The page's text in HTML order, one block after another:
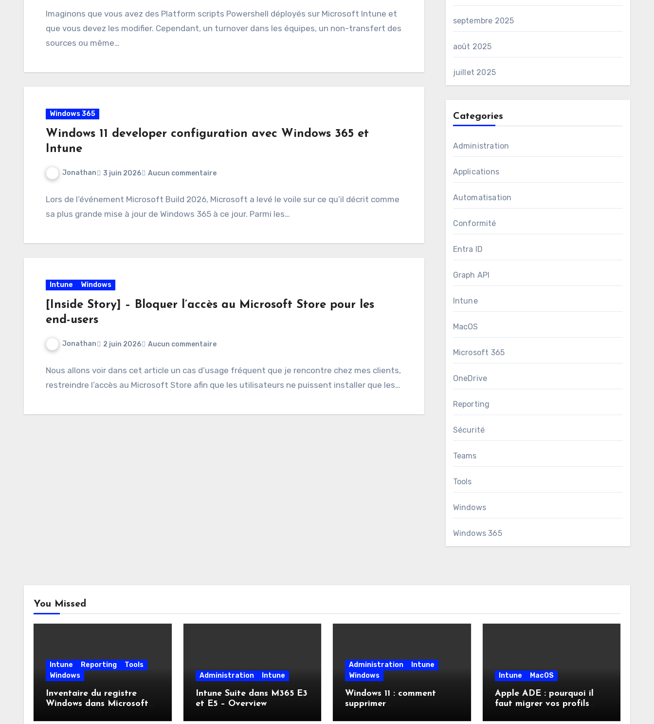
Imaginons que vous avez des Platform scripts Powershell déployés sur Microsoft Intune et
que vous devez les modifier. Cependant, un turnover dans les équipes, un non-transfert des
sources ou même…
Windows 365
Windows 11 developer configuration avec Windows 365 et
Intune
Jonathan 3 juin 2026 Aucun commentaire
Lors de l’événement Microsoft Build 2026, Microsoft a levé le voile sur ce qu’il décrit comme
sa plus grande mise à jour de Windows 365 à ce jour. Parmi les…
Intune Windows
[Inside Story] – Bloquer l’accès au Microsoft Store pour les
end-users
Jonathan 2 juin 2026 Aucun commentaire
Nous allons voir dans cet article un cas d’usage fréquent que je rencontre chez mes clients,
restreindre l’accès au Microsoft Store afin que les utilisateurs ne puissent installer que les…
septembre 2025
août 2025
juillet 2025
Categories
Administration
Applications
Automatisation
Conformité
Entra ID
Graph API
Intune
MacOS
Microsoft 365
OneDrive
Reporting
Sécurité
Teams
Tools
Windows
Windows 365
You Missed
Intune Reporting
Tools
Windows
Inventaire du registre
Windows dans Microsoft
Administration Intune
Intune Suite dans M365 E3
et E5 – Overview
Administration
Intune
Windows
Windows 11 : comment
supprimer
Intune MacOS
Apple ADE : pourquoi il
faut migrer vos profils